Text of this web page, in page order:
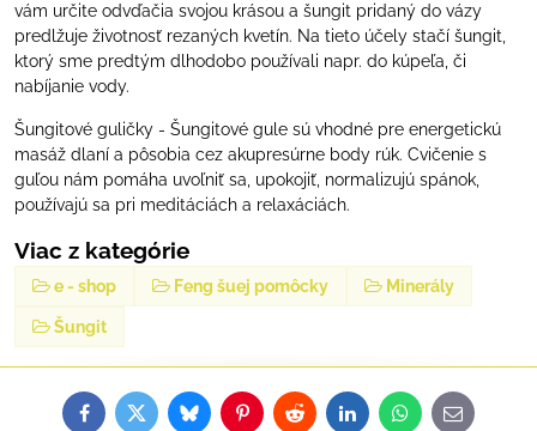
vám určite odvďačia svojou krásou a šungit pridaný do vázy
predlžuje životnosť rezaných kvetín. Na tieto účely stačí šungit,
ktorý sme predtým dlhodobo používali napr. do kúpeľa, či
nabíjanie vody.
Šungitové guličky - Šungitové gule sú vhodné pre energetickú
masáž dlaní a pôsobia cez akupresúrne body rúk. Cvičenie s
guľou nám pomáha uvoľniť sa, upokojiť, normalizujú spánok,
používajú sa pri meditáciách a relaxáciách.
Viac z kategórie
e - shop Feng šuej pomôcky Minerály
Šungit
FacebookTwitterBlueskyPinterestRedditLinkedInWhatsApp
E-